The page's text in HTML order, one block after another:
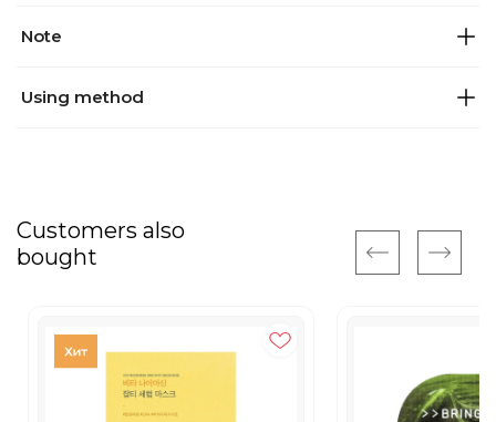
Note
Using method
Customers also
bought